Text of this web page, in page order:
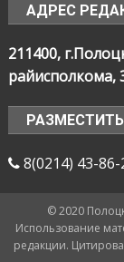
АДРЕС
211400,
райисполкома,
8(0214) 43-86-
© 2020
Использование
редакции.